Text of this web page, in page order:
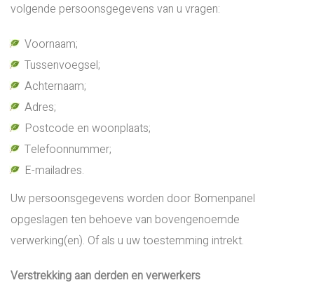
volgende persoonsgegevens van u vragen:
Voornaam;
Tussenvoegsel;
Achternaam;
Adres;
Postcode en woonplaats;
Telefoonnummer;
E-mailadres.
Uw persoonsgegevens worden door Bomenpanel
opgeslagen ten behoeve van bovengenoemde
verwerking(en). Of als u uw toestemming intrekt.
Verstrekking aan derden en verwerkers